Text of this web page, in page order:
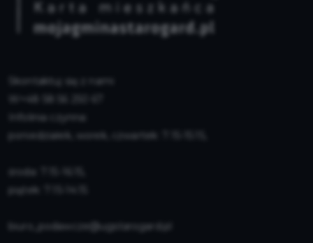
Skontaktuj się z nami
Infolinia czynna:
poniedziałek, worek, czwartek: 7:15-15:15,
środa: 7:15-16:15,
piątek: 7:15-14:15
biuro_podawcze@ugstarogard.pl